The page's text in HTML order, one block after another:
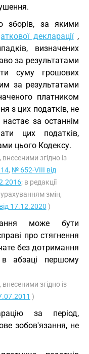
зборів, за якими
декларації,
визначених
за результатами
суму грошових
за результатами
платником
з цих податків, не
за останнім
цих податків,
цього Кодексу.
згідно із
, № 652-VIII від
; в редакції
змін,
17.12.2020 )
може бути
про стягнення
без дотримання
в абзаці першому
згідно із
)
за період,
зобов'язання, не